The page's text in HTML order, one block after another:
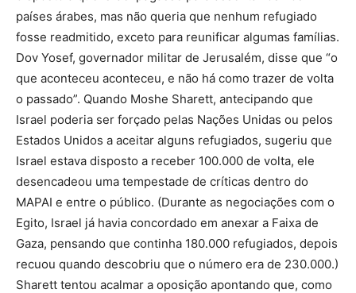
países árabes, mas não queria que nenhum refugiado
fosse readmitido, exceto para reunificar algumas famílias.
Dov Yosef, governador militar de Jerusalém, disse que “o
que aconteceu aconteceu, e não há como trazer de volta
o passado”. Quando Moshe Sharett, antecipando que
Israel poderia ser forçado pelas Nações Unidas ou pelos
Estados Unidos a aceitar alguns refugiados, sugeriu que
Israel estava disposto a receber 100.000 de volta, ele
desencadeou uma tempestade de críticas dentro do
MAPAI e entre o público. (Durante as negociações com o
Egito, Israel já havia concordado em anexar a Faixa de
Gaza, pensando que continha 180.000 refugiados, depois
recuou quando descobriu que o número era de 230.000.)
Sharett tentou acalmar a oposição apontando que, como